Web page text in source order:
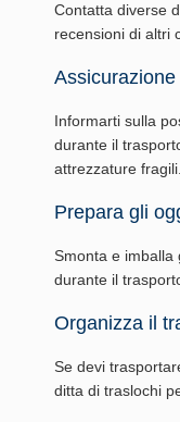
Contatta diverse
recensioni di altri
Informarti sulla
durante il
attrezzature fragili.
Prepara gli
Smonta e imballa
durante il
Organizza il
Se devi
ditta di traslochi